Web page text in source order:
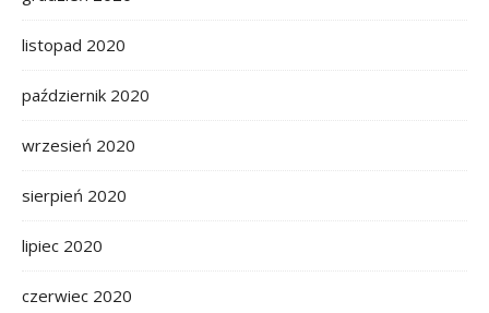
listopad 2020
październik 2020
wrzesień 2020
sierpień 2020
lipiec 2020
czerwiec 2020